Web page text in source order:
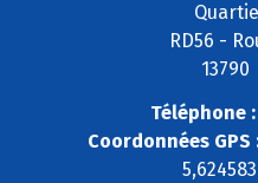
RD56 -
Téléphone :
Coordonnées GPS